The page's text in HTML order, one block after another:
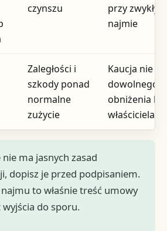
czynszu
przy
najmie
Zaległości i
szkody ponad
normalne
zużycie
Kaucja nie
dowolnego
obniżenia
właściciela
ma jasnych zasad
dopisz je przed podpisaniem.
to właśnie treść umowy
do sporu.